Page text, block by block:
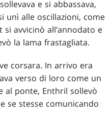
e si abbassava,
unì alle oscillazioni, come
si avvicinò all’annodato e
la lama frastagliata.
corsara. In arrivo era
verso di loro come un
al ponte, Enthril sollevò
se stesse comunicando